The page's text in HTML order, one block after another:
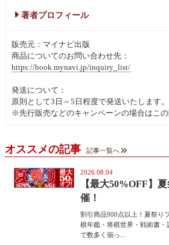
著者プロフィール
販売元：マイナビ出版
商品についてのお問い合わせ先：
https://book.mynavi.jp/inquiry_list/
発送について：
原則として3日～5日程度で発送いたします。
※先行販売などのキャンペーンの場合はこの
オススメの記事 記事一覧へ
2026.08.04
【最大50%OFF】
催！
割引商品900点以上！夏祭り
棋年鑑・将棋世界・戦術書・
で数多く揃っ...